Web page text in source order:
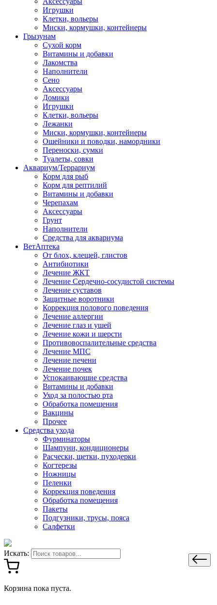
Игрушки
Клетки, вольеры
Миски, кормушки, контейнеры
Грызунам
Сухой корм
Витамины и добавки
Лакомства
Наполнители
Сено
Аксессуары
Домики
Игрушки
Клетки, вольеры
Лежанки
Миски, кормушки, контейнеры
Ошейники и поводки, намордники
Переноски, сумки
Туалеты, совки
Аквариум/Террариум
Корм для рыб
Корм для рептилий
Витамины и добавки
Черепахам
Аксессуары
Грунт
Наполнители
Средства для аквариума
ВетАптека
От блох, клещей, глистов
Антибиотики
Лечение ЖКТ
Лечение Сердечно-сосудистой системы
Лечение суставов
Защитные воротники
Коррекция полового поведения
Лечение аллергии
Лечение глаз и ушей
Лечение кожи и шерсти
Противовоспалительные средства
Лечение МПС
Лечение печени
Лечение почек
Успокаивающие средства
Витамины и добавки
Уход за полостью рта
Обработка помещения
Вакцины
Прочее
Средства ухода
Фурминаторы
Шампуни, кондиционеры
Расчески, щетки, пуходерки
Когтерезы
Ножницы
Пеленки
Коррекция поведения
Обработка помещения
Пакеты
Подгузники, трусы, пояса
Салфетки
Искать:
Корзина пока пуста.